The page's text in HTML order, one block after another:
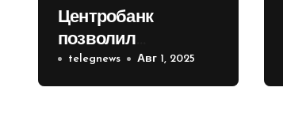
Центробанк
позволил
инвесторам из
враждебных
telegnews Авг 1, 2025